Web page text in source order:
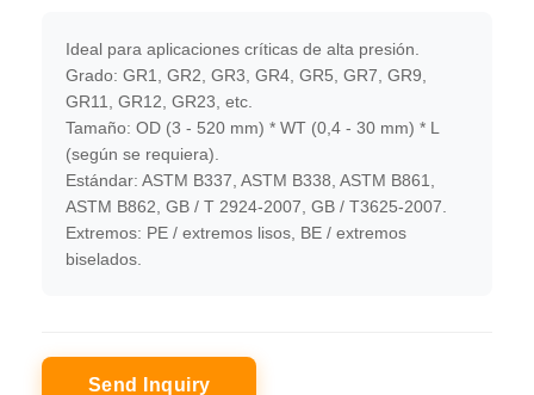
Ideal para aplicaciones críticas de alta presión.
Grado: GR1, GR2, GR3, GR4, GR5, GR7, GR9,
GR11, GR12, GR23, etc.
Tamaño: OD (3 - 520 mm) * WT (0,4 - 30 mm) * L
(según se requiera).
Estándar: ASTM B337, ASTM B338, ASTM B861,
ASTM B862, GB / T 2924-2007, GB / T3625-2007.
Extremos: PE / extremos lisos, BE / extremos
biselados.
Send Inquiry